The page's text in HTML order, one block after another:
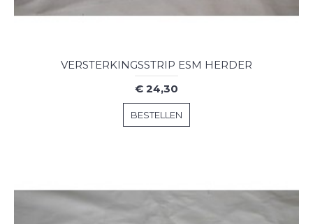
VERSTERKINGSSTRIP ESM HERDER
€ 24,30
BESTELLEN